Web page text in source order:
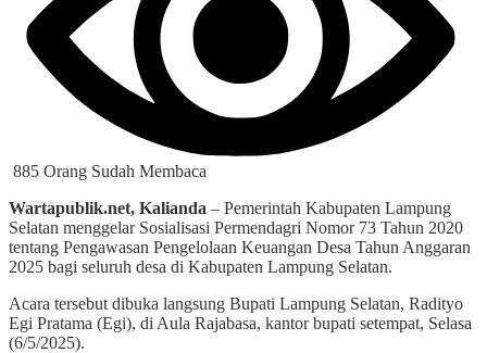
885 Orang Sudah Membaca
Wartapublik.net, Kalianda – Pemerintah Kabupaten Lampung
Selatan menggelar Sosialisasi Permendagri Nomor 73 Tahun 2020
tentang Pengawasan Pengelolaan Keuangan Desa Tahun Anggaran
2025 bagi seluruh desa di Kabupaten Lampung Selatan.
Acara tersebut dibuka langsung Bupati Lampung Selatan, Radityo
Egi Pratama (Egi), di Aula Rajabasa, kantor bupati setempat, Selasa
(6/5/2025).